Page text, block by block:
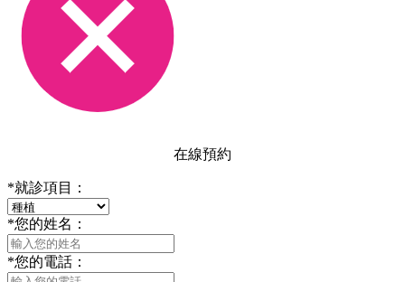
在線預約
*就診項目：
*您的姓名：
*您的電話：